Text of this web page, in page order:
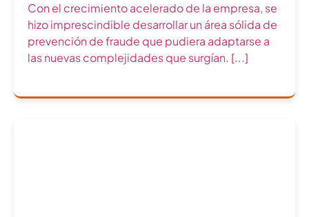
Con el crecimiento acelerado de la empresa, se
hizo imprescindible desarrollar un área sólida de
prevención de fraude que pudiera adaptarse a
las nuevas complejidades que surgían. [...]